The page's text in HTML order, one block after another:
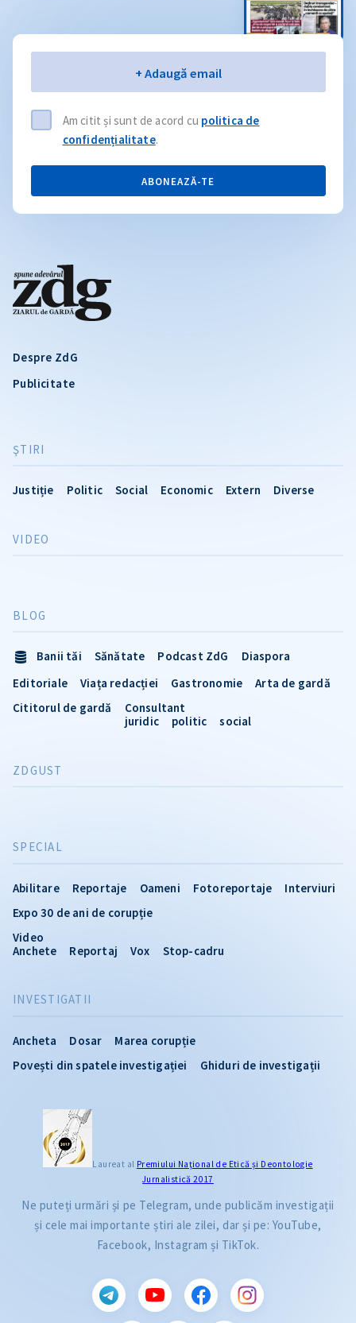
Despre ZdG
Publicitate
ŞTIRI
Justiție Politic Social Economic Extern Diverse
INVESTIGATII
Ancheta Dosar
Marea corupție
Povești din spatele investigației
Ghiduri de investigații
VIDEO
SPECIAL
Abilitare Reportaje Oameni Fotoreportaje
Interviuri
Expo 30 de ani de corupție
Video
Anchete
Reportaj Vox Stop-cadru
BLOG
Banii tăi Sănătate Podcast ZdG
Diaspora
Editoriale
Viața redacției Gastronomie
Arta de gardă
Cititorul de gardă
Consultant
juridic
politic social
ZDGUST
+ Adaugă email
Am citit și sunt de acord cu politica de
confidențialitate.
ABONEAZĂ-TE
Laureat al Premiului Naţional de Etică și Deontologie
Jurnalistică 2017
Ne puteți urmări și pe Telegram, unde publicăm investigații
și cele mai importante știri ale zilei, dar și pe: YouTube,
Facebook, Instagram și TikTok.